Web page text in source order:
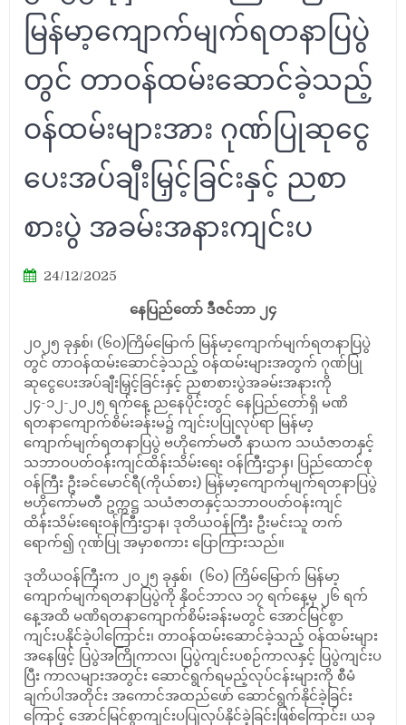
မြန်မာ့ကျောက်မျက်ရတနာပြပွဲ
တွင် တာဝန်ထမ်းဆောင်ခဲ့သည့်
ဝန်ထမ်းများအား ဂုဏ်ပြုဆုငွေ
ပေးအပ်ချီးမြှင့်ခြင်းနှင့် ညစာ
စားပွဲ အခမ်းအနားကျင်းပ
24/12/2025
နေပြည်တော် ဒီဇင်ဘာ ၂၄
၂၀၂၅ ခုနှစ်၊ (၆၀)ကြိမ်မြောက် မြန်မာ့ကျောက်မျက်ရတနာပြပွဲ
တွင် တာဝန်ထမ်းဆောင်ခဲ့သည့် ဝန်ထမ်းများအတွက် ဂုဏ်ပြု
ဆုငွေပေးအပ်ချီးမြှင့်ခြင်းနှင့် ညစာစားပွဲအခမ်းအနားကို
၂၄-၁၂-၂၀၂၅ ရက်နေ့ ညနေပိုင်းတွင် နေပြည်တော်ရှိ မဏိ
ရတနာကျောက်စိမ်းခန်းမ၌ ကျင်းပပြုလုပ်ရာ မြန်မာ့
ကျောက်မျက်ရတနာပြပွဲ ဗဟိုကော်မတီ နာယက သယံဇာတနှင့်
သဘာဝပတ်ဝန်းကျင်ထိန်းသိမ်းရေး ဝန်ကြီးဌာန၊ ပြည်ထောင်စု
ဝန်ကြီး ဦးခင်မောင်ရီ(ကိုယ်စား) မြန်မာ့ကျောက်မျက်ရတနာပြပွဲ
ဗဟိုကော်မတီ ဥက္ကဋ္ဌ သယံဇာတနှင့်သဘာဝပတ်ဝန်းကျင်
ထိန်းသိမ်းရေးဝန်ကြီးဌာန၊ ဒုတိယဝန်ကြီး ဦးမင်းသူ တက်
ရောက်၍ ဂုဏ်ပြု အမှာစကား ပြောကြားသည်။
ဒုတိယဝန်ကြီးက ၂၀၂၅ ခုနှစ်၊ (၆၀) ကြိမ်မြောက် မြန်မာ့
ကျောက်မျက်ရတနာပြပွဲကို နိုဝင်ဘာလ ၁၇ ရက်နေ့မှ ၂၆ ရက်
နေ့အထိ မဏိရတနာကျောက်စိမ်းခန်းမတွင် အောင်မြင်စွာ
ကျင်းပနိုင်ခဲ့ပါကြောင်း၊ တာဝန်ထမ်းဆောင်ခဲ့သည့် ဝန်ထမ်းများ
အနေဖြင့် ပြပွဲအကြိုကာလ၊ ပြပွဲကျင်းပစဉ်ကာလနှင့် ပြပွဲကျင်းပ
ပြီး ကာလများအတွင်း ဆောင်ရွက်ရမည့်လုပ်ငန်းများကို စီမံ
ချက်ပါအတိုင်း အကောင်အထည်ဖော် ဆောင်ရွက်နိုင်ခဲ့ခြင်း
ကြောင့် အောင်မြင်စွာကျင်းပပြုလုပ်နိုင်ခဲ့ခြင်းဖြစ်ကြောင်း၊ ယခု